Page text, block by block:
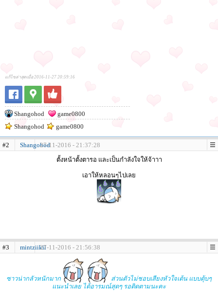
แก้ไขล่าสุดเมื่อ 2016-11-27 20:59:16
Shangohod
game0800
Shangohod
game0800
#2 Shangohod27-11-2016 - 21:37:28
ตั้งหน้าตั้งตารอ และเป็นกำลังใจให้จ้าาา
เอาให้หลอนๆไปเลย
#3 mintziikii27-11-2016 - 21:56:38
ซาวน่ากลัวหนักมาก
ส่วนตัวไม่ชอบเสียงหัวใจเต้น แบบตุ้บๆ
แนะนำเลย ได้อารมณ์สุดๆ รอติดตามนะคะ